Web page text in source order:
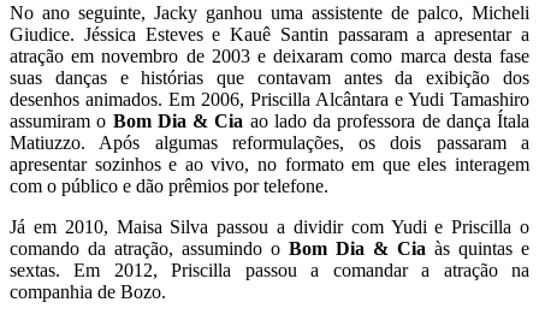
No ano seguinte, Jacky ganhou uma assistente de palco, Micheli
Giudice. Jéssica Esteves e Kauê Santin passaram a apresentar a
atração em novembro de 2003 e deixaram como marca desta fase
suas danças e histórias que contavam antes da exibição dos
desenhos animados. Em 2006, Priscilla Alcântara e Yudi Tamashiro
assumiram o Bom Dia & Cia ao lado da professora de dança Ítala
Matiuzzo. Após algumas reformulações, os dois passaram a
apresentar sozinhos e ao vivo, no formato em que eles interagem
com o público e dão prêmios por telefone.
Já em 2010, Maisa Silva passou a dividir com Yudi e Priscilla o
comando da atração, assumindo o Bom Dia & Cia às quintas e
sextas. Em 2012, Priscilla passou a comandar a atração na
companhia de Bozo.